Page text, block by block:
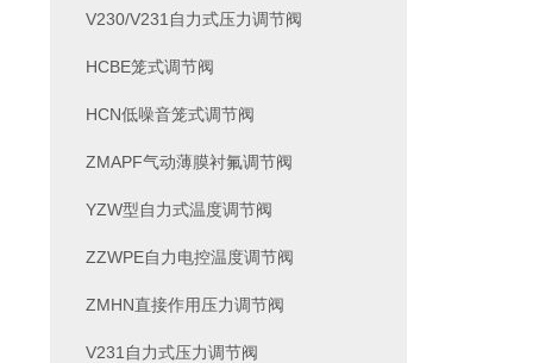
V230/V231自力式压力调节阀
HCBE笼式调节阀
HCN低噪音笼式调节阀
ZMAPF气动薄膜衬氟调节阀
YZW型自力式温度调节阀
ZZWPE自力电控温度调节阀
ZMHN直接作用压力调节阀
V231自力式压力调节阀